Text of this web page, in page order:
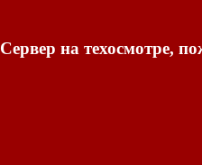
Сервер на техосмотре,